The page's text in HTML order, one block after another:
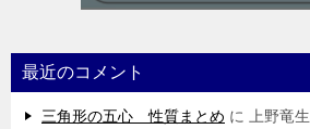
最近のコメント
三角形の五心 性質まとめ に 上野竜生